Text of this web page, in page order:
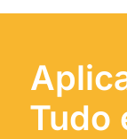
Tudo